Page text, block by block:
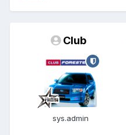
Club
sys.admin